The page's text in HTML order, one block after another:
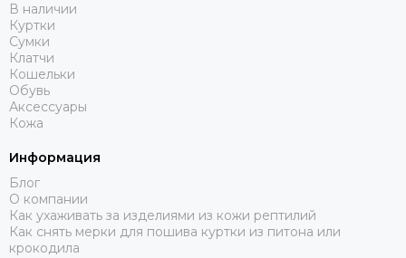
В наличии
Куртки
Сумки
Клатчи
Кошельки
Обувь
Аксессуары
Кожа
Информация
Блог
О компании
Как ухаживать за изделиями из кожи рептилий
Как снять мерки для пошива куртки из питона или
крокодила